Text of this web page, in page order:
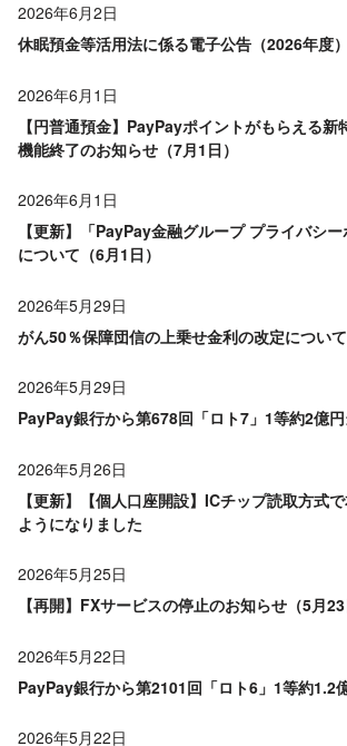
2026年6月2日
休眠預金等活用法に係る電子公告（2026年度）
2026年6月1日
【円普通預金】PayPayポイントがもらえる
機能終了のお知らせ（7月1日）
2026年6月1日
【更新】「PayPay金融グループ プライバシ
について（6月1日）
2026年5月29日
がん50％保障団信の上乗せ金利の改定について
2026年5月29日
PayPay銀行から第678回「ロト7」1等約2億円
2026年5月26日
【更新】【個人口座開設】ICチップ読取方式
ようになりました
2026年5月25日
【再開】FXサービスの停止のお知らせ（5月23
2026年5月22日
PayPay銀行から第2101回「ロト6」1等約1.2
2026年5月22日